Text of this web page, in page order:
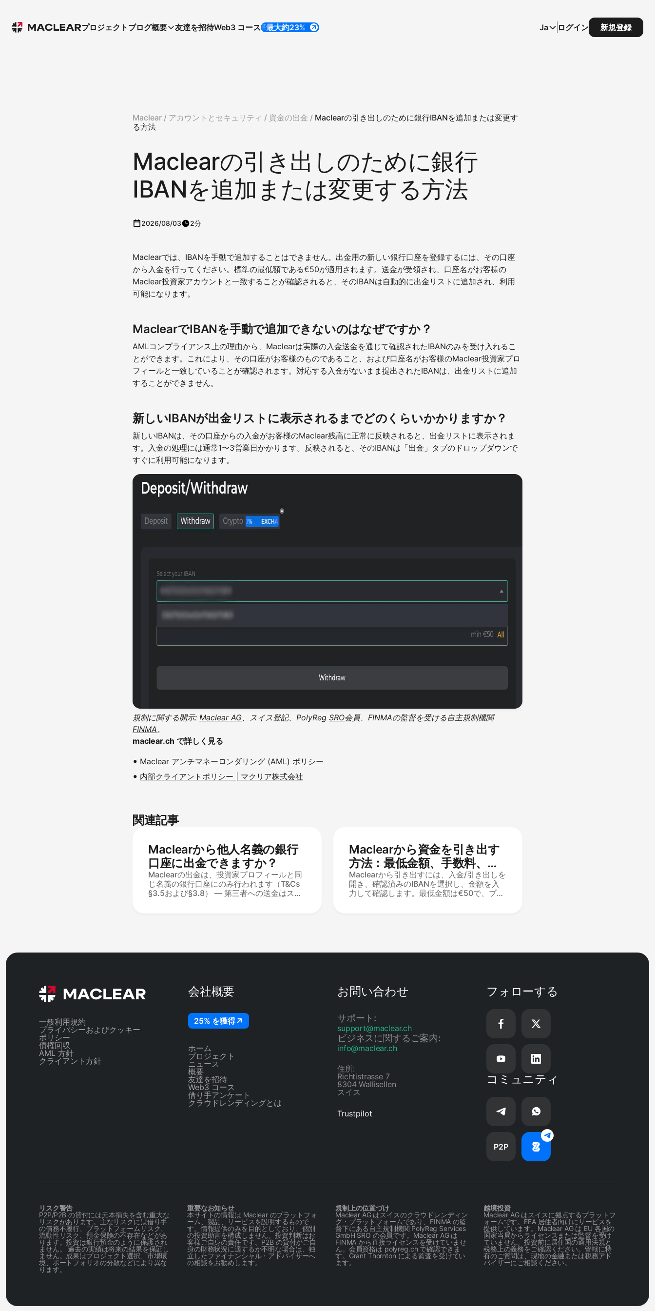
プロジェクト ブログ概要 友達を招待Web3 コース年率最大約23% 年率最大約23% Ja ログイン 新規登録
Maclear / アカウントとセキュリティ / 資金の出金 / Maclearの引き出しのために銀行IBANを追加または変更す
る方法
Maclearの引き出しのために銀行
IBANを追加または変更する方法
2026/08/03 2分
Maclearでは、IBANを手動で追加することはできません。出金用の新しい銀行口座を登録するには、その口座
から入金を行ってください。標準の最低額である€50が適用されます。送金が受領され、口座名がお客様の
Maclear投資家アカウントと一致することが確認されると、そのIBANは自動的に出金リストに追加され、利用
可能になります。
MaclearでIBANを手動で追加できないのはなぜですか？
AMLコンプライアンス上の理由から、Maclearは実際の入金送金を通じて確認されたIBANのみを受け入れるこ
とができます。これにより、その口座がお客様のものであること、および口座名がお客様のMaclear投資家プロ
フィールと一致していることが確認されます。対応する入金がないまま提出されたIBANは、出金リストに追加
することができません。
新しいIBANが出金リストに表示されるまでどのくらいかかりますか？
新しいIBANは、その口座からの入金がお客様のMaclear残高に正常に反映されると、出金リストに表示されま
す。入金の処理には通常1〜3営業日かかります。反映されると、そのIBANは「出金」タブのドロップダウンで
すぐに利用可能になります。
規制に関する開示: Maclear AG、スイス登記、PolyReg SRO会員、FINMAの監督を受ける自主規制機関
FINMA。
maclear.ch で詳しく見る
Maclear アンチマネーロンダリング (AML) ポリシー
内部クライアントポリシー | マクリア株式会社
関連記事
Maclearから他人名義の銀行
口座に出金できますか？
Maclearの出金は、投資家プロフィールと同
じ名義の銀行口座にのみ行われます（T&Cs
§3.5および§3.8） — 第三者への送金はスイ
Maclearから資金を引き出す
方法：最低金額、手数料、処
理時間
Maclearから引き出すには、入金/引き出しを
開き、確認済みのIBANを選択し、金額を入
力して確認します。最低金額は€50で、プラ
一般利用規約
プライバシーおよびクッキー
ポリシー
債権回収
AML 方針
クライアント方針
会社概要
25% を獲得
ホーム
プロジェクト
ニュース
概要
友達を招待
Web3 コース
借り手アンケート
クラウドレンディングとは
お問い合わせ
サポート:
support@maclear.ch
ビジネスに関するご案内:
info@maclear.ch
住所:
Richtistrasse 7
8304 Wallisellen
スイス
Trustpilot
フォローする
コミュニティ
P2P
リスク警告
P2P/P2B の貸付には元本損失を含む重大な
リスクがあります。主なリスクには借り手
の債務不履行、プラットフォームリスク、
流動性リスク、預金保険の不存在などがあ
ります。投資は銀行預金のように保護され
ません。 過去の実績は将来の結果を保証し
ません。成果はプロジェクト選択、市場環
境、ポートフォリオの分散などにより異な
ります。
重要なお知らせ
本サイトの情報は Maclear のプラットフォ
ーム、製品、サービスを説明するもので
す。情報提供のみを目的としており、個別
の投資助言を構成しません。投資判断はお
客様ご自身の責任です。P2B の貸付がご自
身の財務状況に適するか不明な場合は、独
立したファイナンシャル・アドバイザーへ
の相談をお勧めします。
規制上の位置づけ
Maclear AG はスイスのクラウドレンディン
グ・プラットフォームであり、FINMA の監
督下にある自主規制機関 PolyReg Services
GmbH SRO の会員です。Maclear AG は
FINMA から直接ライセンスを受けていませ
ん。会員資格は polyreg.ch で確認できま
す。Grant Thornton による監査を受けてい
ます。
越境投資
Maclear AG はスイスに拠点するプラットフ
ォームです。EEA 居住者向けにサービスを
提供しています。Maclear AG は EU 各国の
国家当局からライセンスまたは監督を受け
ていません。投資前に居住国の適用法規と
税務上の義務をご確認ください。管轄に特
有のご質問は、現地の金融または税務アド
バイザーにご相談ください。